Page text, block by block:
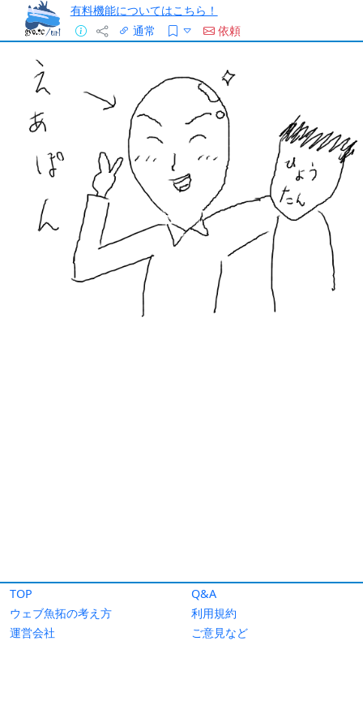
有料機能についてはこちら！
通常
依頼
TOP
Q&A
ウェブ魚拓の考え方
利用規約
運営会社
ご意見など